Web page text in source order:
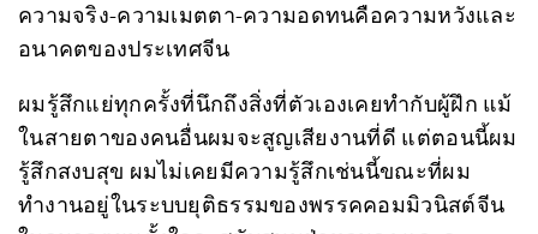
ความจริง-ความเมตตา-ความอดทนคือความหวังและ
อนาคตของประเทศจีน
ผมรู้สึกแย่ทุกครั้งที่นึกถึงสิ่งที่ตัวเองเคยทำกับผู้ฝึก แม้
ในสายตาของคนอื่นผมจะสูญเสียงานที่ดี แต่ตอนนี้ผม
รู้สึกสงบสุข ผมไม่เคยมีความรู้สึกเช่นนี้ขณะที่ผม
ทำงานอยู่ในระบบยุติธรรมของพรรคคอมมิวนิสต์จีน